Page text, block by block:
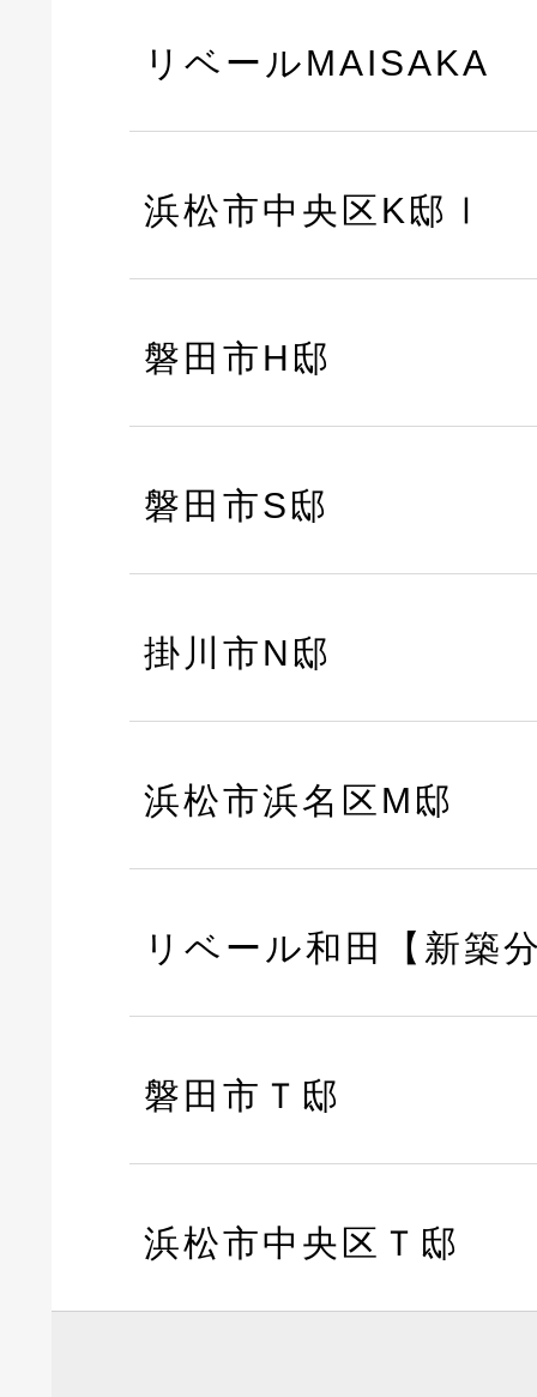
リベールMAISAKA
浜松市中央区K邸Ⅰ
磐田市H邸
磐田市S邸
掛川市N邸
浜松市浜名区M邸
リベール和田【新築
磐田市Ｔ邸
浜松市中央区Ｔ邸